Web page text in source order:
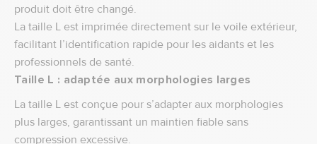
produit doit être changé.
La taille L est imprimée directement sur le voile extérieur,
facilitant l’identification rapide pour les aidants et les
professionnels de santé.
Taille L : adaptée aux morphologies larges
La taille L est conçue pour s’adapter aux morphologies
plus larges, garantissant un maintien fiable sans
compression excessive.